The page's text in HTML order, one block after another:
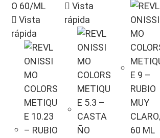
Vista
rápida
Vista
rápida